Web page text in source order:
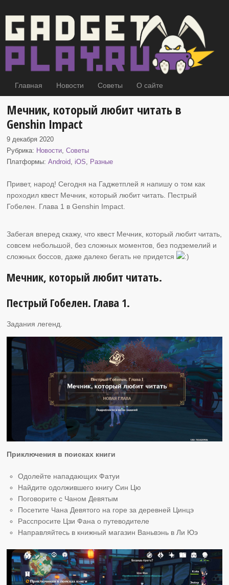
Главная Новости Советы О сайте
Мечник, который любит читать в
Genshin Impact
9 декабря 2020
Рубрика: Новости,Советы
Платформы:Android, iOS, Разные
Привет, народ! Сегодня на Гаджетплей я напишу о том как
проходил квест Мечник, который любит читать. Пестрый
Гобелен. Глава 1 в Genshin Impact.
Забегая вперед скажу, что квест Мечник, который любит читать,
совсем небольшой, без сложных моментов, без подземелий и
сложных боссов, даже далеко бегать не придется
Мечник, который любит читать.
Пестрый Гобелен. Глава 1.
Задания легенд.
Приключения в поисках книги
Одолейте нападающих Фатуи
Найдите одолжившего книгу Син Цю
Поговорите с Чаном Девятым
Посетите Чана Девятого на горе за деревней Цинцэ
Расспросите Цзи Фана о путеводителе
Направляйтесь в книжный магазин Ваньвэнь в Ли Юэ